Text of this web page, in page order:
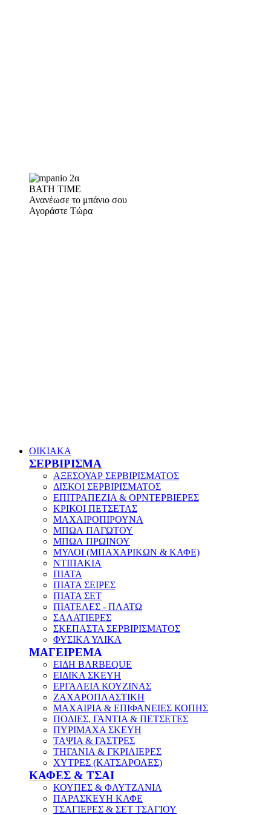
BATH TIME
Ανανέωσε το μπάνιο σου
Αγοράστε Τώρα
ΟΙΚΙΑΚΑ
ΣΕΡΒΙΡΙΣΜΑ
ΑΞΕΣΟΥΑΡ ΣΕΡΒΙΡΙΣΜΑΤΟΣ
ΔΙΣΚΟΙ ΣΕΡΒΙΡΙΣΜΑΤΟΣ
ΕΠΙΤΡΑΠΕΖΙΑ & ΟΡΝΤΕΡΒΙΕΡΕΣ
ΚΡΙΚΟΙ ΠΕΤΣΕΤΑΣ
ΜΑΧΑΙΡΟΠΙΡΟΥΝΑ
ΜΠΩΛ ΠΑΓΩΤΟΥ
ΜΠΩΛ ΠΡΩΙΝΟΥ
ΜΥΛΟΙ (ΜΠΑΧΑΡΙΚΩΝ & ΚΑΦΕ)
ΝΤΙΠΑΚΙΑ
ΠΙΑΤΑ
ΠΙΑΤΑ ΣΕΙΡΕΣ
ΠΙΑΤΑ ΣΕΤ
ΠΙΑΤΕΛΕΣ - ΠΛΑΤΩ
ΣΑΛΑΤΙΕΡΕΣ
ΣΚΕΠΑΣΤΑ ΣΕΡΒΙΡΙΣΜΑΤΟΣ
ΦΥΣΙΚΑ ΥΛΙΚΑ
ΜΑΓΕΙΡΕΜΑ
ΕΙΔΗ BARBEQUE
ΕΙΔΙΚΑ ΣΚΕΥΗ
ΕΡΓΑΛΕΙΑ ΚΟΥΖΙΝΑΣ
ΖΑΧΑΡΟΠΛΑΣΤΙΚΗ
ΜΑΧΑΙΡΙΑ & ΕΠΙΦΑΝΕΙΕΣ ΚΟΠΗΣ
ΠΟΔΙΕΣ, ΓΑΝΤΙΑ & ΠΕΤΣΕΤΕΣ
ΠΥΡΙΜΑΧΑ ΣΚΕΥΗ
ΤΑΨΙΑ & ΓΑΣΤΡΕΣ
ΤΗΓΑΝΙΑ & ΓΚΡΙΛΙΕΡΕΣ
ΧΥΤΡΕΣ (ΚΑΤΣΑΡΟΛΕΣ)
ΚΑΦΕΣ & ΤΣΑΙ
ΚΟΥΠΕΣ & ΦΛΥΤΖΑΝΙΑ
ΠΑΡΑΣΚΕΥΗ ΚΑΦΕ
ΤΣΑΓΙΕΡΕΣ & ΣΕΤ ΤΣΑΓΙΟΥ